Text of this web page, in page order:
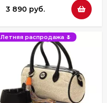
3 890 руб.
Летняя распродажа 🌷